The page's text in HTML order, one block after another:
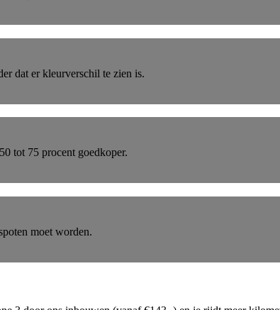
dat er kleurverschil te zien is.
tot 75 procent goedkoper.
moet worden.